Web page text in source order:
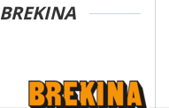
BREKINA